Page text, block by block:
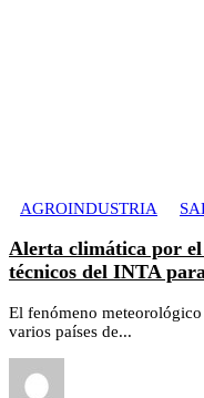
AGROINDUSTRIA
Alerta climática por
técnicos del INTA
El fenómeno
varios países de...